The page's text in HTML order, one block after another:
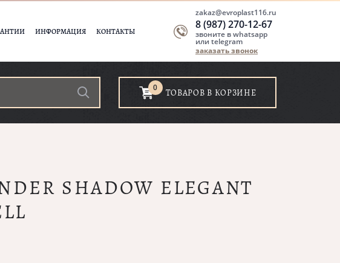
ИНФОРМАЦИЯ КОНТАКТЫ
zakaz@evroplast116.ru
8 (987) 270-12-67
звоните в whatsapp
или telegram
заказать звонок
0 ТОВАРОВ В КОРЗИНЕ
SHADOW ELEGANT